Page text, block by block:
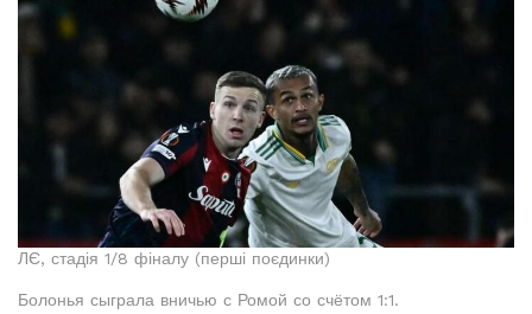
ЛЄ, стадія 1/8 фіналу (перші поєдинки)
Болонья сыграла вничью с Ромой со счётом 1:1.